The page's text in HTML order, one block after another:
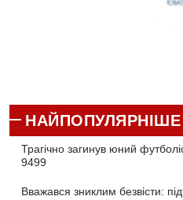
НАЙПОПУЛЯРНІШЕ
Трагічно загинув юний
9499
Вважався зниклим безвісти: